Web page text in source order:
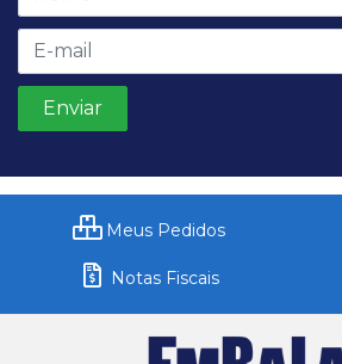
Meus Pedidos
Notas Fiscais